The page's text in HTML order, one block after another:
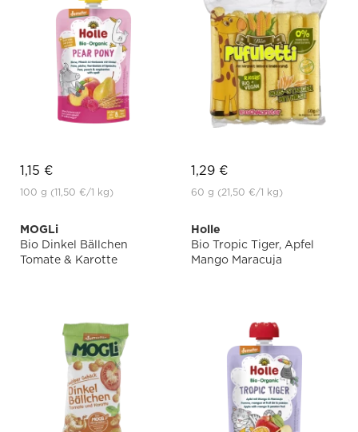
1,15 €
100 g (11,50 €/1 kg)
1,29 €
60 g (21,50 €/1 kg)
MOGLi
Bio Dinkel Bällchen
Tomate & Karotte
Holle
Bio Tropic Tiger, Apfel
Mango Maracuja